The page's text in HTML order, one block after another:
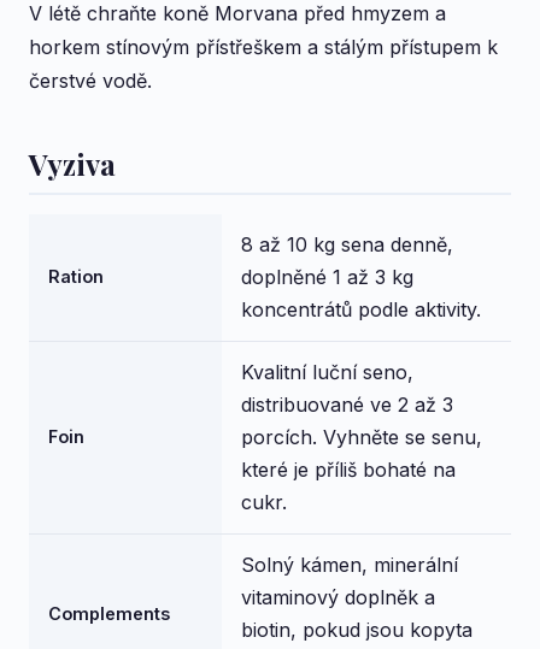
V létě chraňte koně Morvana před hmyzem a
horkem stínovým přístřeškem a stálým přístupem k
čerstvé vodě.
Vyziva
Ration
8 až 10 kg sena denně,
doplněné 1 až 3 kg
koncentrátů podle aktivity.
Foin
Kvalitní luční seno,
distribuované ve 2 až 3
porcích. Vyhněte se senu,
které je příliš bohaté na
cukr.
Complements
Solný kámen, minerální
vitaminový doplněk a
biotin, pokud jsou kopyta